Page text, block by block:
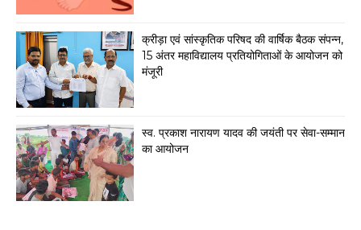
क्रीड़ा एवं सांस्कृतिक परिषद की वार्षिक बैठक संपन्न,
15 अंतर महाविद्यालय प्रतियोगिताओं के आयोजन को
मंजूरी
स्व. प्रकाश नारायण यादव की जयंती पर सेवा-सम्मान
का आयोजन